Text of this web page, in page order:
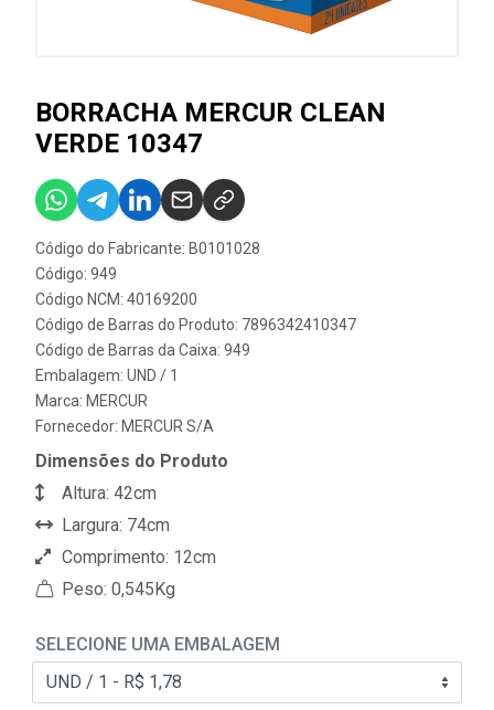
BORRACHA MERCUR CLEAN
VERDE 10347
Código do Fabricante: B0101028
Código: 949
Código NCM: 40169200
Código de Barras do Produto: 7896342410347
Código de Barras da Caixa: 949
Embalagem: UND / 1
Marca: MERCUR
Fornecedor: MERCUR S/A
Dimensões do Produto
Altura: 42cm
Largura: 74cm
Comprimento: 12cm
Peso: 0,545Kg
SELECIONE UMA EMBALAGEM